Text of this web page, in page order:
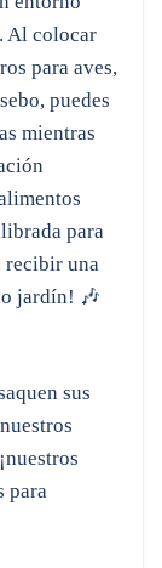
Al colocar
para aves,
puedes
mientras
para
recibir una
jardín! 🎶
sus
para